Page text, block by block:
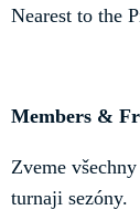
Nearest to the
Members &
Zveme
turnaji sezóny.